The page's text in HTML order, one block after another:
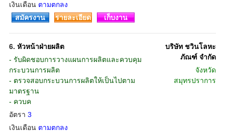
เงินเดือน ตามตกลง
สมัครงาน รายละเอียด เก็บงาน
6. หัวหน้าฝ่ายผลิต
- รับผิดชอบการวางแผนการผลิตและควบคุม
กระบวนการผลิต
- ตรวจสอบกระบวนการผลิตให้เป็นไปตาม
มาตรฐาน
- ควบค
อัตรา 3
เงินเดือน ตามตกลง
บริษัท ชวินโลหะ
ภัณฑ์ จำกัด
จังหวัด
สมุทรปราการ